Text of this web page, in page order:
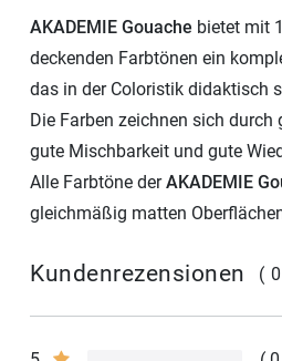
AKADEMIE Gouache bietet mit
deckenden Farbtönen ein
das in der Coloristik didaktisch
Die Farben zeichnen sich durch
gute Mischbarkeit und gute
Alle Farbtöne derAKADEMIE
gleichmäßig matten
Kundenrezensionen